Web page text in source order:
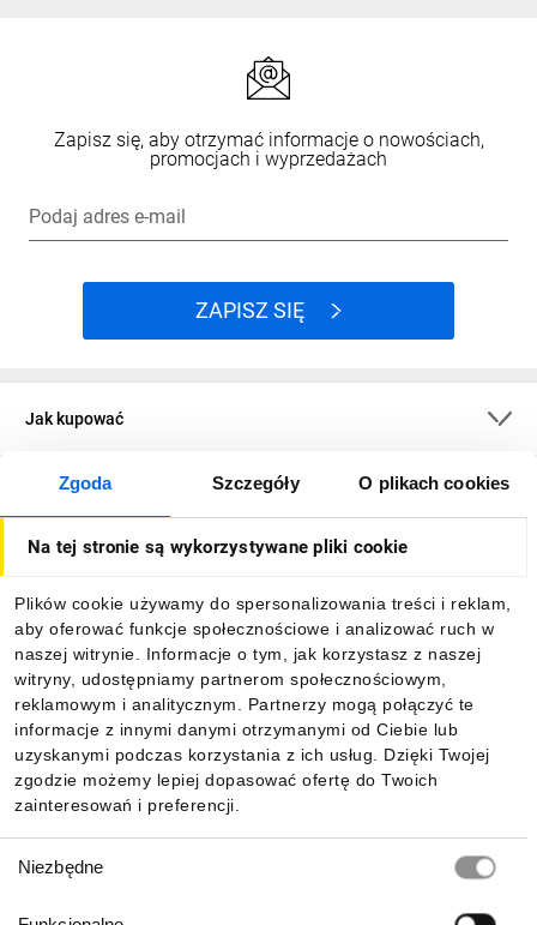
Zgoda Szczegóły O plikach cookies
Na tej stronie są wykorzystywane pliki cookie
Plików cookie używamy do spersonalizowania treści i reklam,
aby oferować funkcje społecznościowe i analizować ruch w
naszej witrynie. Informacje o tym, jak korzystasz z naszej
witryny, udostępniamy partnerom społecznościowym,
reklamowym i analitycznym. Partnerzy mogą połączyć te
informacje z innymi danymi otrzymanymi od Ciebie lub
uzyskanymi podczas korzystania z ich usług. Dzięki Twojej
zgodzie możemy lepiej dopasować ofertę do Twoich
zainteresowań i preferencji.
zgody
Niezbędne
Zapisz się, aby otrzymać informacje o nowościach,
promocjach i wyprzedażach
Podaj adres e-mail
ZAPISZ SIĘ
Jak kupować
O firmie
Informacje
Pobierz naszą aplikację mobilną: